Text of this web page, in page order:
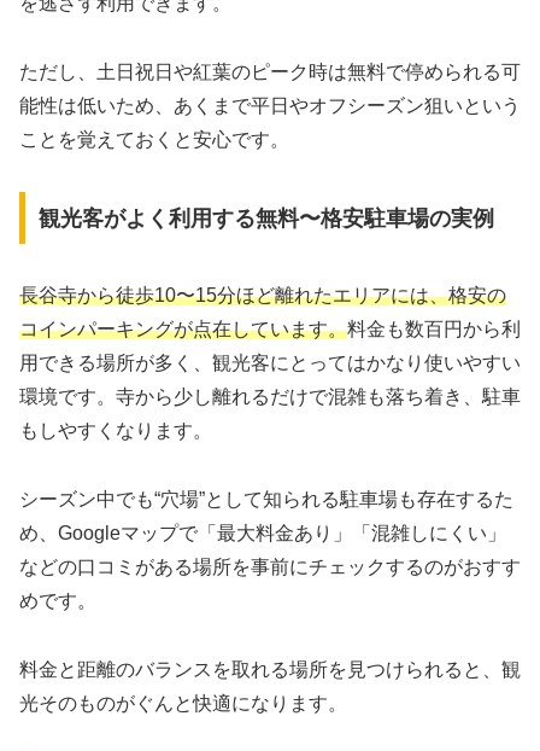
ただし、土日祝日や紅葉のピーク時は無料で停められる可
能性は低いため、あくまで平日やオフシーズン狙いという
ことを覚えておくと安心です。
観光客がよく利用する無料〜格安駐車場の実例
長谷寺から徒歩10〜15分ほど離れたエリアには、格安の
コインパーキングが点在しています。料金も数百円から利
用できる場所が多く、観光客にとってはかなり使いやすい
環境です。寺から少し離れるだけで混雑も落ち着き、駐車
もしやすくなります。
シーズン中でも“穴場”として知られる駐車場も存在するた
め、Googleマップで「最大料金あり」「混雑しにくい」
などの口コミがある場所を事前にチェックするのがおすす
めです。
料金と距離のバランスを取れる場所を見つけられると、観
光そのものがぐんと快適になります。